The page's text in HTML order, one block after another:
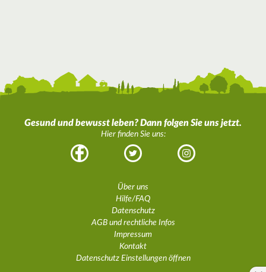
Gesund und bewusst leben? Dann folgen Sie uns jetzt.
Hier finden Sie uns:
Facebook Twitter Instagram
Über uns
Hilfe/FAQ
Datenschutz
AGB und rechtliche Infos
Impressum
Kontakt
Datenschutz Einstellungen öffnen